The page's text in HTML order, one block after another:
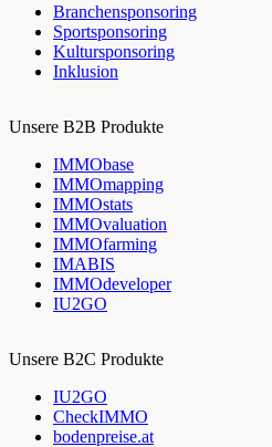
Branchensponsoring
Sportsponsoring
Kultursponsoring
Inklusion
Unsere B2B Produkte
IMMObase
IMMOmapping
IMMOstats
IMMOvaluation
IMMOfarming
IMABIS
IMMOdeveloper
IU2GO
Unsere B2C Produkte
IU2GO
CheckIMMO
bodenpreise.at